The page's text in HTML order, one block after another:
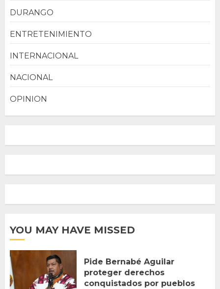
DURANGO
ENTRETENIMIENTO
INTERNACIONAL
NACIONAL
OPINION
YOU MAY HAVE MISSED
Pide Bernabé Aguilar
proteger derechos
conquistados por pueblos